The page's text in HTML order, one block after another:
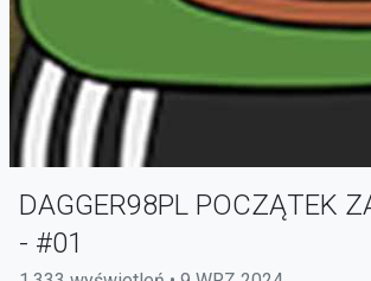
DAGGER98PL POCZĄTEK
- #01